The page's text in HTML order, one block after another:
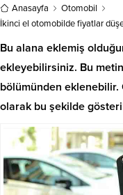
Anasayfa
Otomobil
İkinci el otomobilde fiyatlar
Bu alana eklemiş
ekleyebilirsiniz. Bu
bölümünden eklenebilir.
olarak bu şekilde